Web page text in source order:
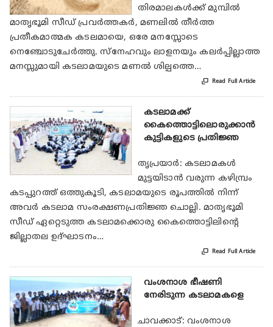
തിരമാലകള്‍ക്ക് മുമ്പില്‍
മാതൃഭൂമി സീഡ് പ്രവര്‍ത്തകര്‍, മണലില്‍ തീര്‍ത്ത
പ്രതീകമാത്മക കടലമായെ, ഒരേ മനസ്സോടെ
നെഞ്ചോടുചേര്‍ത്തു. സ്‌നേഹവും ലാളനയും കലര്‍പ്പില്ലാത്ത
മനസ്സുമായി കടലാമയുടെ മണല്‍ ശില്പത്തെ…
 Read Full Article
കടലാമക്ക്
കൈത്തൊട്ടിലൊരുക്കാന്‍
കുട്ടികളുടെ പ്രതിജ്ഞ
തൃപ്രയാര്‍: കടലാമകള്‍
മുട്ടയിടാന്‍ വരുന്ന കഴിമ്പ്രം
കടപ്പുറത്ത് ഒത്തുകൂടി, കടലാമയുടെ രൂപത്തില്‍ നിന്ന്
അവര്‍ കടലാമ സംരക്ഷണപ്രതിജ്ഞ ചൊല്ലി. മാതൃഭൂമി
സീഡ് ഏറ്റെടുത്ത കടലാമക്കൊരു കൈത്തൊട്ടിലിന്റെ
ജില്ലാതല ഉദ്ഘാടനം…
 Read Full Article
വംശനാശ ഭീഷണി
നേരിടുന്ന കടലാമകളെ
ചാവക്കാട്: വംശനാശ